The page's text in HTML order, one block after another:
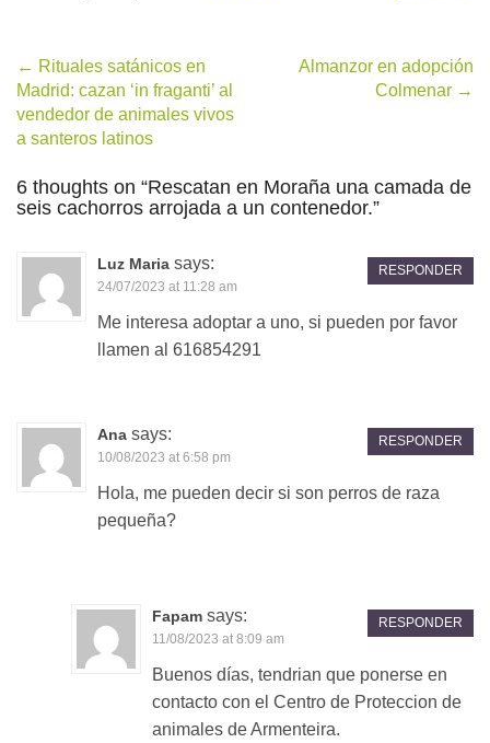
Post
navigation
← Rituales satánicos en
Madrid: cazan ‘in fraganti’ al
vendedor de animales vivos
a santeros latinos
Almanzor en adopción
Colmenar →
6 thoughts on “Rescatan en Moraña una camada de
seis cachorros arrojada a un contenedor.”
Luz Maria says:
24/07/2023 at 11:28 am
RESPONDER
Me interesa adoptar a uno, si pueden por favor
llamen al 616854291
Ana says:
10/08/2023 at 6:58 pm
RESPONDER
Hola, me pueden decir si son perros de raza
pequeña?
Fapam says:
11/08/2023 at 8:09 am
RESPONDER
Buenos días, tendrian que ponerse en
contacto con el Centro de Proteccion de
animales de Armenteira.